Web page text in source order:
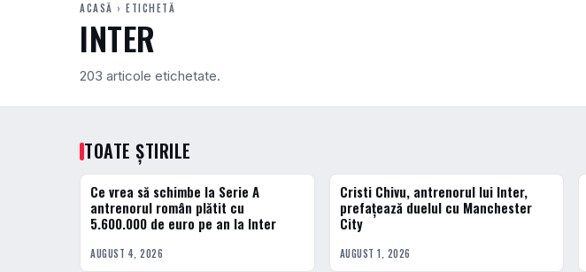
ACASĂ › ETICHETĂ
INTER
203 articole etichetate.
TOATE ȘTIRILE
FOTBAL EXTERN
Ce vrea să schimbe la Serie A
antrenorul român plătit cu
5.600.000 de euro pe an la Inter
AUGUST 4, 2026
FOTBAL EXTERN
Cristi Chivu, antrenorul lui Inter,
prefațează duelul cu Manchester
City
AUGUST 1, 2026